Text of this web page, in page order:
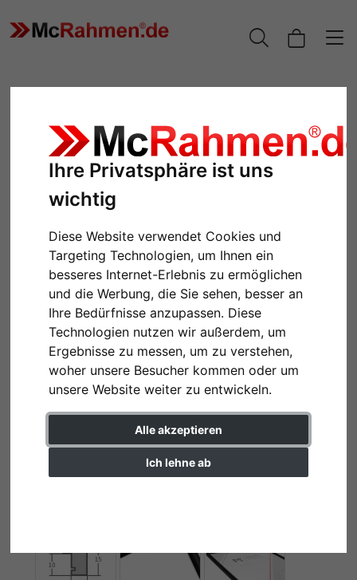
Ihre Privatsphäre ist uns
wichtig
Diese Website verwendet Cookies und
Targeting Technologien, um Ihnen ein
besseres Internet-Erlebnis zu ermöglichen
und die Werbung, die Sie sehen, besser an
Ihre Bedürfnisse anzupassen. Diese
Technologien nutzen wir außerdem, um
Ergebnisse zu messen, um zu verstehen,
woher unsere Besucher kommen oder um
unsere Website weiter zu entwickeln.
Alle akzeptieren
Ich lehne ab
Zurück